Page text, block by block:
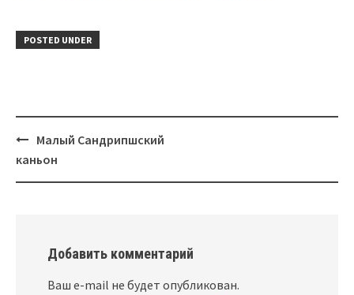
POSTED UNDER
Post
navigation
Малый Сандрипшский
каньон
Добавить комментарий
Ваш e-mail не будет опубликован.